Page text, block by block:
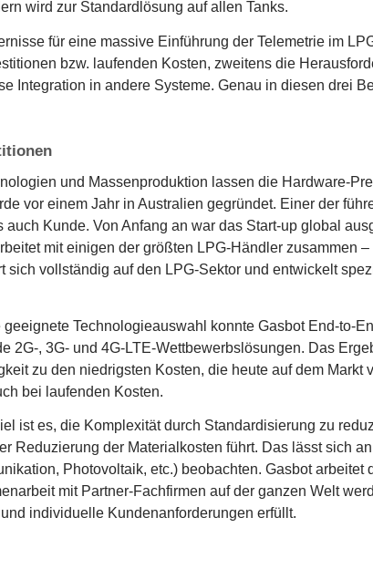
wird zur Standardlösung auf allen Tanks.
für eine massive Einführung der Telemetrie im
bzw. laufenden Kosten, zweitens die
Integration in andere Systeme. Genau in diesen drei
und Massenproduktion lassen die Hardware-
vor einem Jahr in Australien gegründet. Einer der
auch Kunde. Von Anfang an war das Start-up global
mit einigen der größten LPG-Händler zusammen
sich vollständig auf den LPG-Sektor und entwickelt
geeignete Technologieauswahl konnte Gasbot End-to-
2G-, 3G- und 4G-LTE-Wettbewerbslösungen. Das
zu den niedrigsten Kosten, die heute auf dem
bei laufenden Kosten.
ist es, die Komplexität durch Standardisierung zu
Reduzierung der Materialkosten führt. Das lässt sich
Photovoltaik, etc.) beobachten. Gasbot
mit Partner-Fachfirmen auf der ganzen Welt
individuelle Kundenanforderungen erfüllt.